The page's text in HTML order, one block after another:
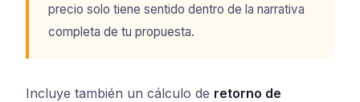
precio solo tiene sentido dentro de la narrativa
completa de tu propuesta.
Incluye también un cálculo de retorno de